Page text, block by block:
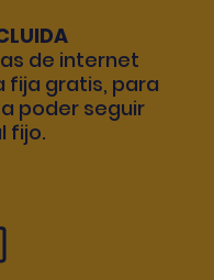
de internet
fija gratis, para
poder seguir
fijo.